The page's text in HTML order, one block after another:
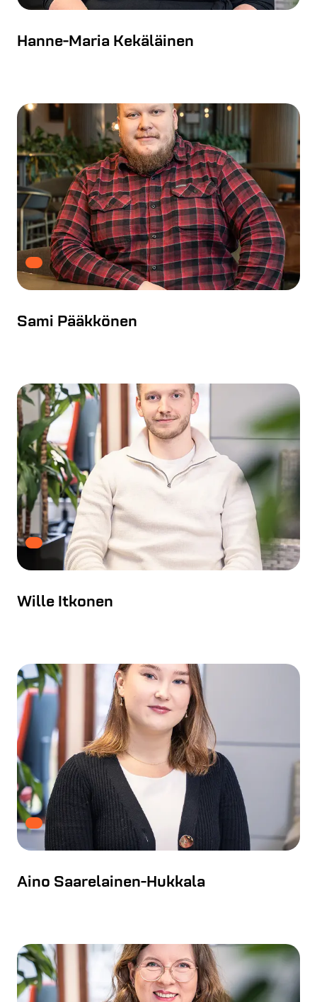
Hanne-Maria Kekäläinen
Sami Pääkkönen
Wille Itkonen
Aino Saarelainen-Hukkala